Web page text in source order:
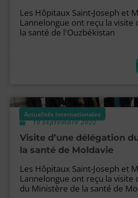
Les Hôpitaux Saint-Joseph et
Lannelongue ont reçu la visite
la santé de l'Ouzbékistan
Actualités internationales
19 septembre 2022
Visite d’une délégation
la santé de Moldavie
Les Hôpitaux Saint-Joseph et
Lannelongue ont reçu la visite
du Ministère de la santé de